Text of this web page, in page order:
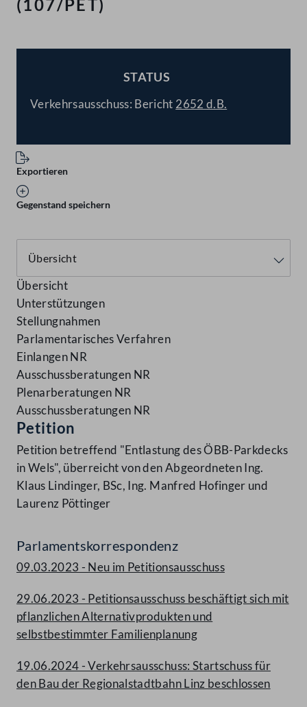
(107/PET)
STATUS
Verkehrsausschuss: Bericht 2652 d.B.
Exportieren
Gegenstand speichern
Übersicht
Unterstützungen
Stellungnahmen
Parlamentarisches Verfahren
Einlangen NR
Ausschussberatungen NR
Plenarberatungen NR
Ausschussberatungen NR
Petition
Petition betreffend "Entlastung des ÖBB-Parkdecks
in Wels", überreicht von den Abgeordneten Ing.
Klaus Lindinger, BSc, Ing. Manfred Hofinger und
Laurenz Pöttinger
Parlamentskorrespondenz
09.03.2023 - Neu im Petitionsausschuss
29.06.2023 - Petitionsausschuss beschäftigt sich mit
pflanzlichen Alternativprodukten und
selbstbestimmter Familienplanung
19.06.2024 - Verkehrsausschuss: Startschuss für
den Bau der Regionalstadtbahn Linz beschlossen